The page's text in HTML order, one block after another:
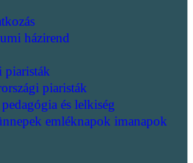
házirend
piaristák
piaristák
és lelkiség
emléknapok imanapok